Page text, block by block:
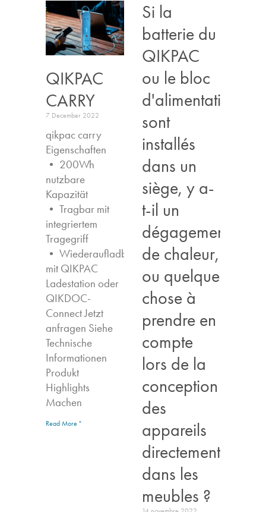
QIKPAC
CARRY
7 December 2022
qikpac carry
Eigenschaften ​
• 200Wh
nutzbare
Kapazität
• Tragbar mit
integriertem
Tragegriff
• Wiederaufladbar
mit QIKPAC
Ladestation oder
QIKDOC-
Connect Jetzt
anfragen​ Siehe
Technische
Informationen
Produkt
Highlights​
Machen
Read More "
Si la
batterie du
QIKPAC
ou le bloc
d'alimentation
sont
installés
dans un
siège, y a-
t-il un
dégagement
de chaleur,
ou quelque
chose à
prendre en
compte
lors de la
conception
des
appareils
directement
dans les
meubles ?